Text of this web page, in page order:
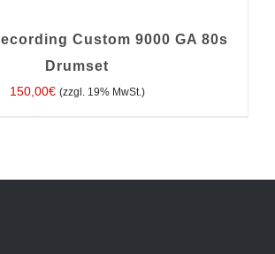
Custom 9000 GA 80s
Drumset
150,00€ (zzgl. 19% MwSt.)